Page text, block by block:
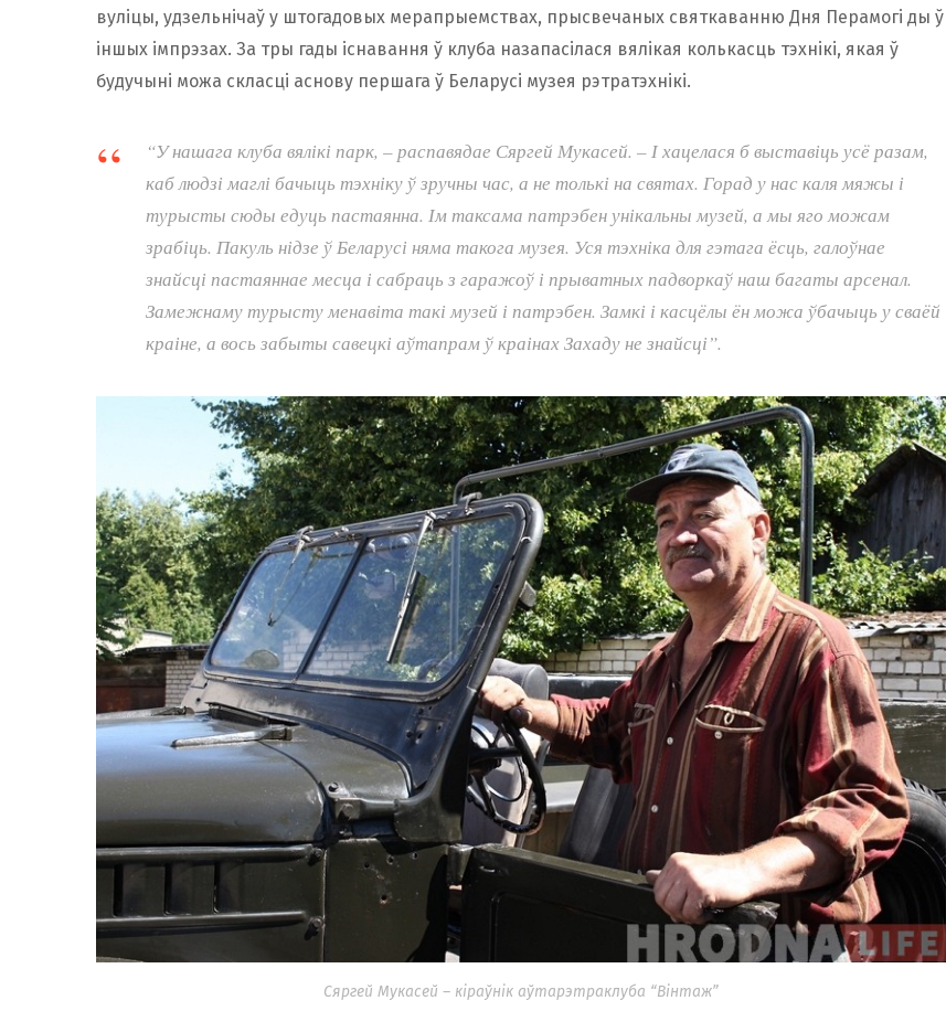
вуліцы, удзельнічаў у штогадовых мерапрыемствах, прысвечаных святкаванню Дня Перамогі ды ў
іншых імпрэзах. За тры гады існавання ў клуба назапасілася вялікая колькасць тэхнікі, якая ў
будучыні можа скласці аснову першага ў Беларусі музея рэтратэхнікі.
“У нашага клуба вялікі парк, – распавядае Сяргей Мукасей. – І хацелася б выставіць усё разам,
каб людзі маглі бачыць тэхніку ў зручны час, а не толькі на святах. Горад у нас каля мяжы і
турысты сюды едуць пастаянна. Ім таксама патрэбен унікальны музей, а мы яго можам
зрабіць. Пакуль нідзе ў Беларусі няма такога музея. Уся тэхніка для гэтага ёсць, галоўнае
знайсці пастаяннае месца і сабраць з гаражоў і прыватных падворкаў наш багаты арсенал.
Замежнаму турысту менавіта такі музей і патрэбен. Замкі і касцёлы ён можа ўбачыць у сваёй
краіне, а вось забыты савецкі аўтапрам ў краінах Захаду не знайсці”.
Сяргей Мукасей – кіраўнік аўтарэтраклуба “Вінтаж”